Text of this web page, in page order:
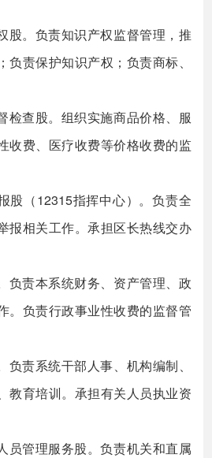
股。负责知识产权监督管理，推
责保护知识产权；负责商标、
检查股。组织实施商品价格、服
收费、医疗收费等价格收费的监
股（12315指挥中心）。负责全
报相关工作。承担区长热线交办
负责本系统财务、资产管理、政
。负责行政事业性收费的监督管
负责系统干部人事、机构编制、
教育培训。承担有关人员执业资
员管理服务股。负责机关和直属